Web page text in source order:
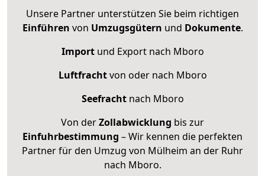
Unsere Partner unterstützen Sie beim richtigen
Einführen von Umzugsgütern und Dokumente.
Importund Export nach Mboro
Luftfrachtvon oder nach Mboro
Seefrachtnach Mboro
Von derZollabwicklung bis zur
Einfuhrbestimmung – Wir kennen die perfekten
Partner für den Umzug von Mülheim an der Ruhr
nach Mboro.